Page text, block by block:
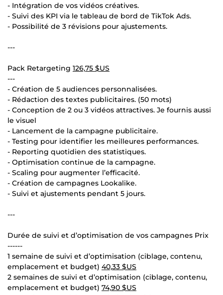
- Intégration de vos vidéos créatives.
- Suivi des KPI via le tableau de bord de TikTok Ads.
- Possibilité de 3 révisions pour ajustements.
---
Pack Retargeting 126,75 $US
---
- Création de 5 audiences personnalisées.
- Rédaction des textes publicitaires. (50 mots)
- Conception de 2 ou 3 vidéos attractives. Je fournis aussi
le visuel
- Lancement de la campagne publicitaire.
- Testing pour identifier les meilleures performances.
- Reporting quotidien des statistiques.
- Optimisation continue de la campagne.
- Scaling pour augmenter l’efficacité.
- Création de campagnes Lookalike.
- Suivi et ajustements pendant 5 jours.
---
Durée de suivi et d’optimisation de vos campagnes Prix
------
1 semaine de suivi et d’optimisation (ciblage, contenu,
emplacement et budget) 40,33 $US
2 semaines de suivi et d’optimisation (ciblage, contenu,
emplacement et budget) 74,90 $US